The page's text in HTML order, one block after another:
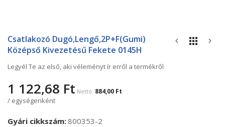
a
képgaléria
elejére
Csatlakozó Dugó,lengő,2P+F(gumi)
Középső Kivezetésű Fekete 0145H
Legyél Te az első, aki véleményt ír erről a termékről
1 122,68 Ft 884,00 Ft
/ egységenként
Gyári cikkszám 800353-2